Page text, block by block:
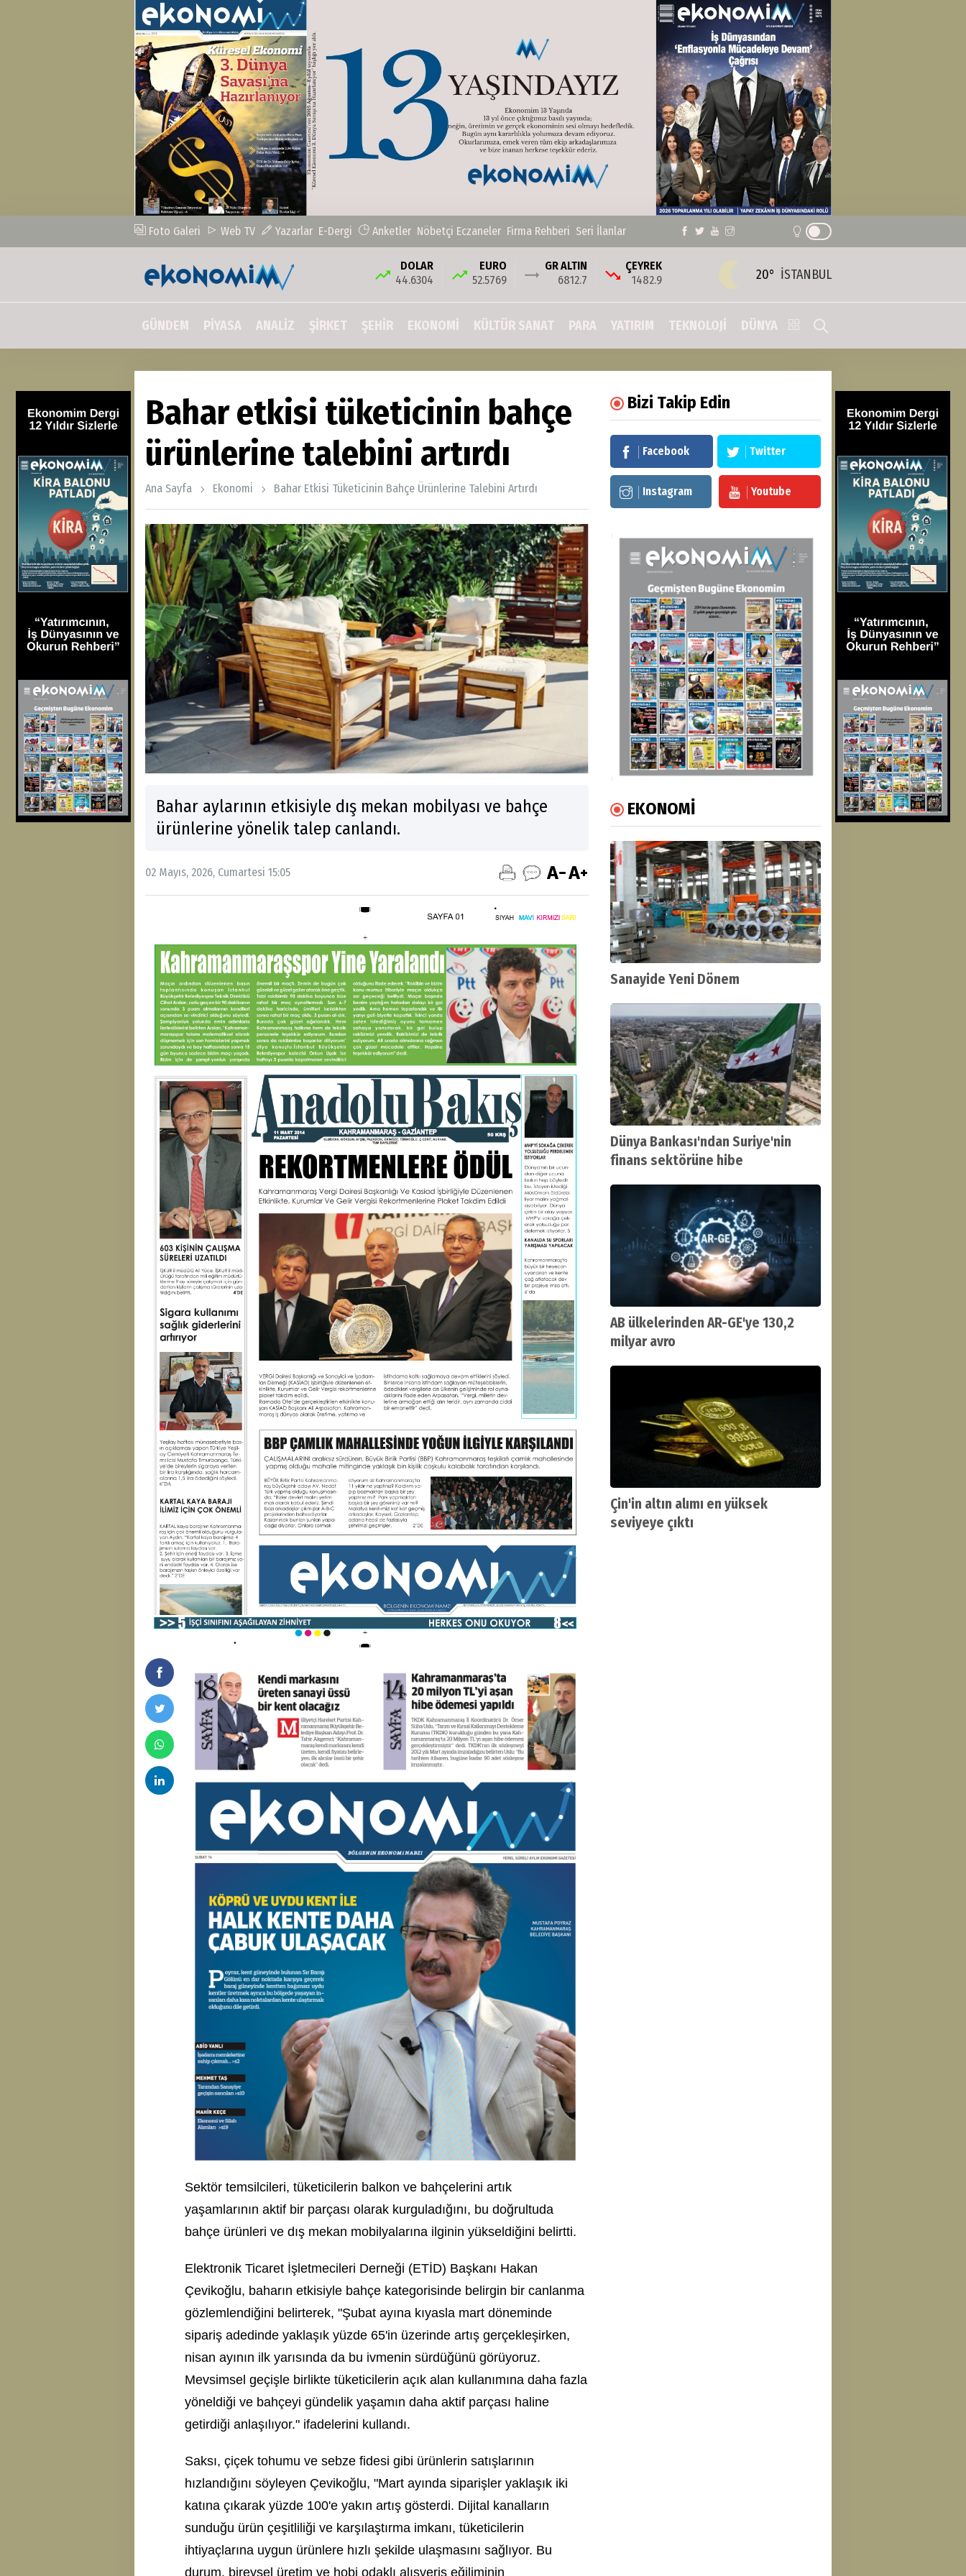
Foto Galeri Web TV Yazarlar E-Dergi Anketler Nöbetçi Eczaneler Firma Rehberi Seri İlanlar
DOLAR
44.6304
EURO
52.5769
GR ALTIN
6812.7
ÇEYREK
1482.9
20° İSTANBUL
GÜNDEM PİYASA ANALİZ ŞİRKET ŞEHIR EKONOMİ KÜLTÜR SANAT PARA YATIRIM TEKNOLOJİ DÜNYA
Bahar etkisi tüketicinin bahçe
ürünlerine talebini artırdı
Ana Sayfa Ekonomi̇ Bahar Etkisi Tüketicinin Bahçe Ürünlerine Talebini Artırdı
Bahar aylarının etkisiyle dış mekan mobilyası ve bahçe
ürünlerine yönelik talep canlandı.
02 Mayıs, 2026, Cumartesi 15:05
Sektör temsilcileri, tüketicilerin balkon ve bahçelerini artık
yaşamlarının aktif bir parçası olarak kurguladığını, bu doğrultuda
bahçe ürünleri ve dış mekan mobilyalarına ilginin yükseldiğini belirtti.
Elektronik Ticaret İşletmecileri Derneği (ETİD) Başkanı Hakan
Çevikoğlu, baharın etkisiyle bahçe kategorisinde belirgin bir canlanma
gözlemlendiğini belirterek, "Şubat ayına kıyasla mart döneminde
sipariş adedinde yaklaşık yüzde 65'in üzerinde artış gerçekleşirken,
nisan ayının ilk yarısında da bu ivmenin sürdüğünü görüyoruz.
Mevsimsel geçişle birlikte tüketicilerin açık alan kullanımına daha fazla
yöneldiği ve bahçeyi gündelik yaşamın daha aktif parçası haline
getirdiği anlaşılıyor." ifadelerini kullandı.
Saksı, çiçek tohumu ve sebze fidesi gibi ürünlerin satışlarının
hızlandığını söyleyen Çevikoğlu, "Mart ayında siparişler yaklaşık iki
katına çıkarak yüzde 100'e yakın artış gösterdi. Dijital kanalların
sunduğu ürün çeşitliliği ve karşılaştırma imkanı, tüketicilerin
ihtiyaçlarına uygun ürünlere hızlı şekilde ulaşmasını sağlıyor. Bu
durum, bireysel üretim ve hobi odaklı alışveriş eğiliminin
Bizi Takip Edin
Facebook Twitter
Instagram Youtube
EKONOMİ
Sanayide Yeni Dönem
Dünya Bankası'ndan Suriye'nin
finans sektörüne hibe
AB ülkelerinden AR-GE'ye 130,2
milyar avro
Çin'in altın alımı en yüksek
seviyeye çıktı